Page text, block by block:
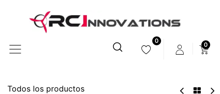
0
0
Todos los productos